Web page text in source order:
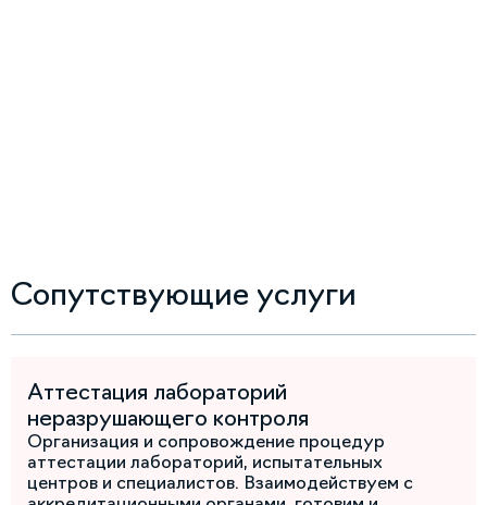
Сопутствующие услуги
Аттестация лабораторий
неразрушающего контроля
Организация и сопровождение процедур
аттестации лабораторий, испытательных
центров и специалистов. Взаимодействуем с